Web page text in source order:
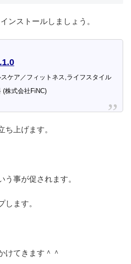
ンストールしましょう。
ケア／フィットネス,ライフスタイル
(株式会社FiNC)
ち上げます。
う事が促されます。
します。
けてきます＾＾